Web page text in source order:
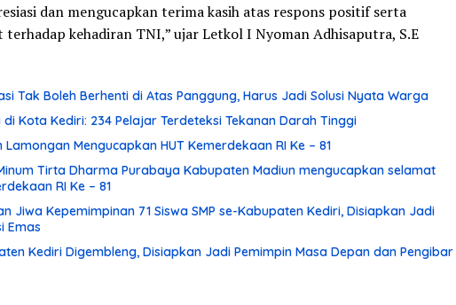
dan mengucapkan terima kasih atas respons positif serta
terhadap kehadiran TNI,” ujar Letkol I Nyoman Adhisaputra, S.E
Tak Boleh Berhenti di Atas Panggung, Harus Jadi Solusi Nyata Warga
Kota Kediri: 234 Pelajar Terdeteksi Tekanan Darah Tinggi
Lamongan Mengucapkan HUT Kemerdekaan RI Ke – 81
Tirta Dharma Purabaya Kabupaten Madiun mengucapkan selamat
RI Ke – 81
Jiwa Kepemimpinan 71 Siswa SMP se-Kabupaten Kediri, Disiapkan Jadi
Emas
Kediri Digembleng, Disiapkan Jadi Pemimpin Masa Depan dan Pengibar